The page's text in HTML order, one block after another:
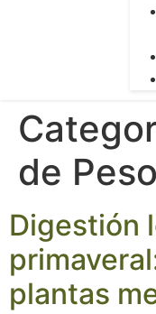
de Peso
Digestión
plantas